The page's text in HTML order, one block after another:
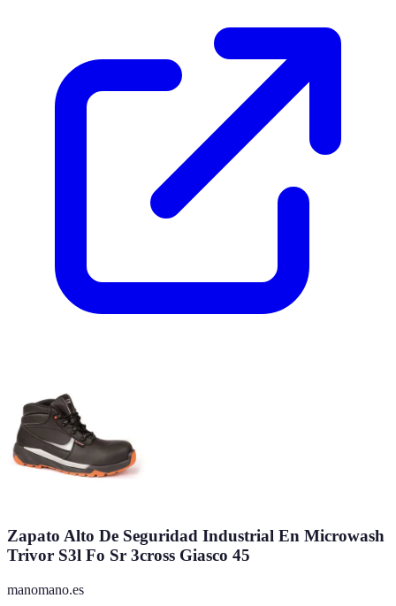
Zapato Alto De Seguridad Industrial En Microwash
Trivor S3l Fo Sr 3cross Giasco 45
manomano.es